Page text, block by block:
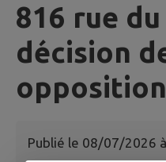
816 rue
décision
Publié le 08/07/2026